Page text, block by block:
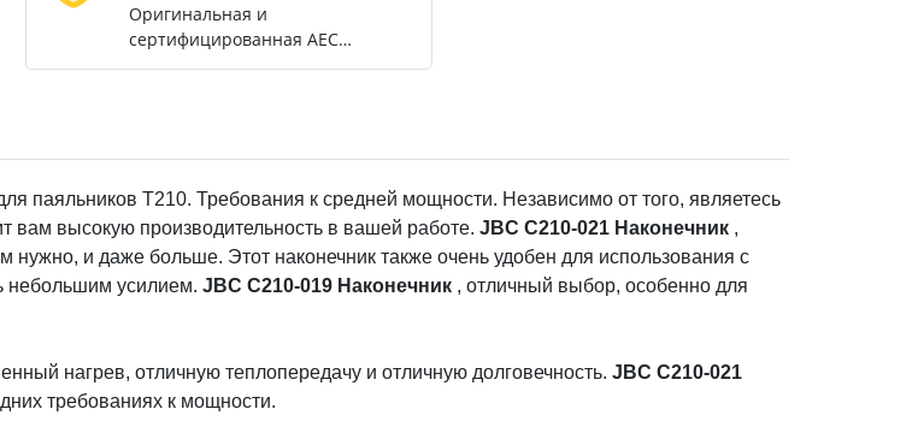
Оригинальная и
сертифицированная AEC
продукция
паяльников T210. Требования к средней мощности. Независимо от того, являетесь
высокую производительность в вашей работе. JBC C210-021 Наконечник ,
нужно, и даже больше. Этот наконечник также очень удобен для использования с
небольшим усилием. JBC C210-019 Наконечник , отличный выбор, особенно для
нагрев, отличную теплопередачу и отличную долговечность. JBC C210-021
требованиях к мощности.